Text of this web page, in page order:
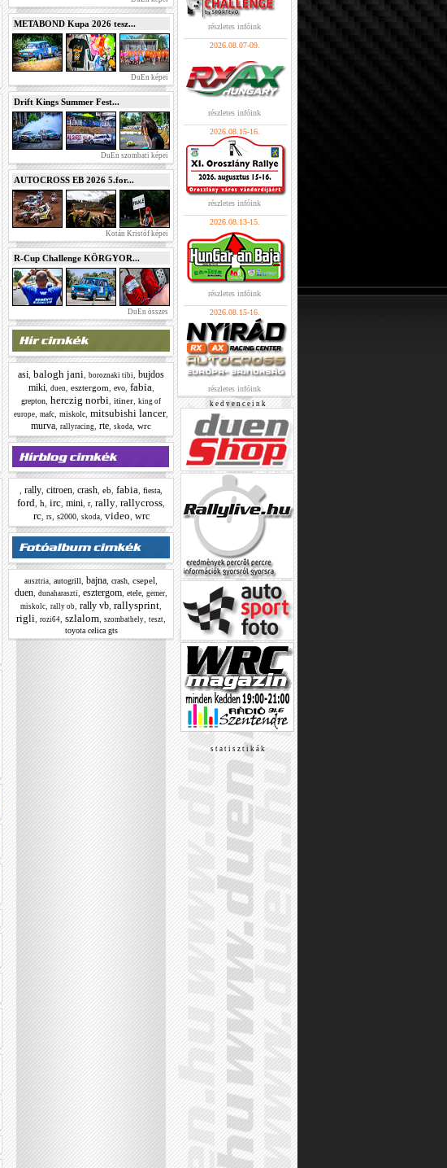
METABOND Kupa 2026 tesz...
DuEn képei
Drift Kings Summer Fest...
DuEn szombati képei
AUTOCROSS EB 2026 5.for...
Kotán Kristóf képei
R-Cup Challenge KÖRGYOR...
DuEn összes
asi balogh jani boroznaki tibi bujdos
miki, duen esztergom evo, fabia
grepton herczig norbi itiner king of
europe mafc miskolc mitsubishi lancer,
murva rallyracing rte skoda wrc
rally citroen crash eb fabia fiesta
ford h irc mini r, rally rallycross
rc, rs, s2000, skoda, video wrc
ausztria autogrill bajna crash csepel
duen dunaharaszti esztergom etele gemer
miskolc rally ob rally vb rallysprint
rigli rozi64 szlalom szombathely teszt
toyota celica gts
részletes infóink
2026.08.07-09.
részletes infóink
2026.08.15-16.
részletes infóink
2026.08.13-15.
részletes infóink
2026.08.15-16.
részletes infóink
k e d v e n c e i n k
s t a t i s z t i k á k